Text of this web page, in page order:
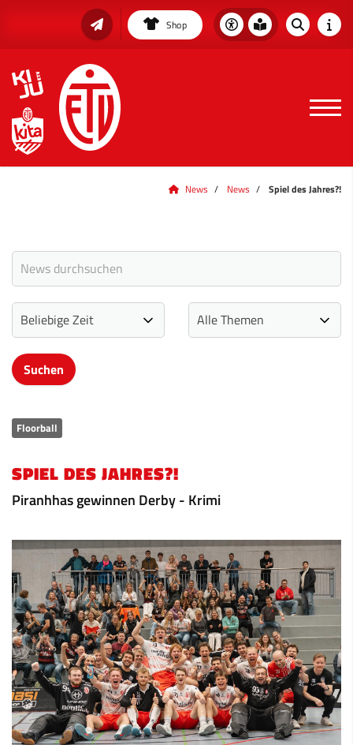
Shop
News News Spiel des Jahres?!
Floorball
SPIEL DES JAHRES?!
Piranhhas gewinnen Derby - Krimi